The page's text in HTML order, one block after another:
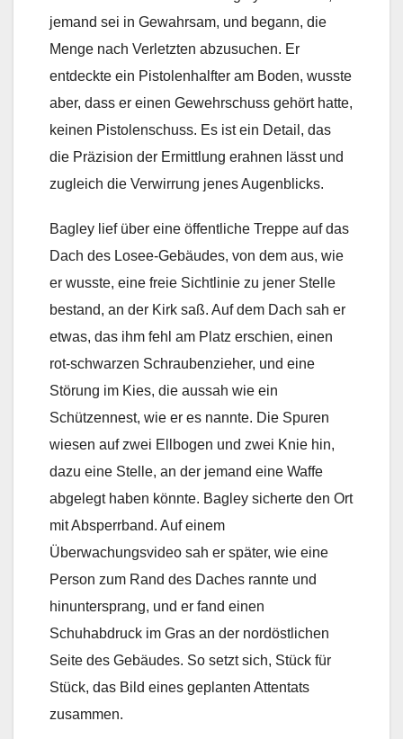
jemand sei in Gewahrsam, und begann, die
Menge nach Verletzten abzusuchen. Er
entdeckte ein Pistolenhalfter am Boden, wusste
aber, dass er einen Gewehrschuss gehört hatte,
keinen Pistolenschuss. Es ist ein Detail, das
die Präzision der Ermittlung erahnen lässt und
zugleich die Verwirrung jenes Augenblicks.
Bagley lief über eine öffentliche Treppe auf das
Dach des Losee-Gebäudes, von dem aus, wie
er wusste, eine freie Sichtlinie zu jener Stelle
bestand, an der Kirk saß. Auf dem Dach sah er
etwas, das ihm fehl am Platz erschien, einen
rot-schwarzen Schraubenzieher, und eine
Störung im Kies, die aussah wie ein
Schützennest, wie er es nannte. Die Spuren
wiesen auf zwei Ellbogen und zwei Knie hin,
dazu eine Stelle, an der jemand eine Waffe
abgelegt haben könnte. Bagley sicherte den Ort
mit Absperrband. Auf einem
Überwachungsvideo sah er später, wie eine
Person zum Rand des Daches rannte und
hinuntersprang, und er fand einen
Schuhabdruck im Gras an der nordöstlichen
Seite des Gebäudes. So setzt sich, Stück für
Stück, das Bild eines geplanten Attentats
zusammen.